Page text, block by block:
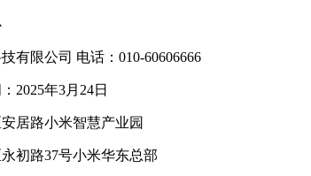
有限公司 电话：010-60606666
2025年3月24日
居路小米智慧产业园
初路37号小米华东总部